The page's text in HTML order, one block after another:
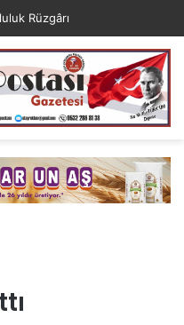
Rüzgârı